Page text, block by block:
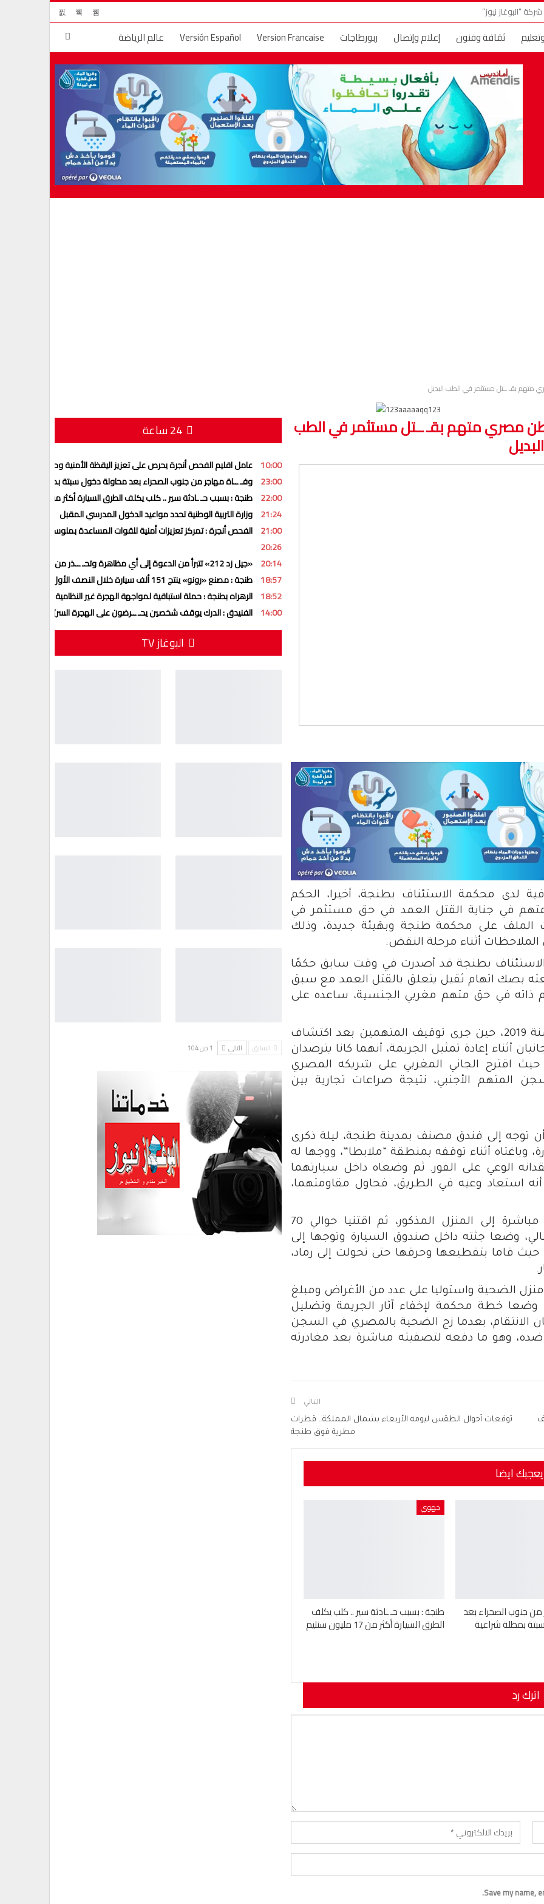
“البوغاز نيوز”
ثقافة وفنون إعلام وإتصال ربورطاجات Version Francaise
Versión Español
عالم الرياضة
وأماني
حديث الصورة البوغاز TV إعلانات عقارية حول العالم الجريمة والعقاب
قضايا المجتمع
خارج الحدود فسحة الصيف عالم الموضة والجمال
متهم بقـ ــتل مستثمر في الطب البديل
مصري متهم بقـ ــتل مستثمر في الطب
البديل
لدى محكمة الاستئناف بطنجة، أخيرا، الحكم
متهم في جناية القتل العمد في حق مستثمر في
الملف على محكمة طنجة وبهَيئة جديدة، وذلك
أثناء مرحلة النقض.
الاستئناف بطنجة قد أصدرت في وقت سابق حكمًا
بصك اتهام ثقيل يتعلق بالقتل العمد مع سبق
ذاته في حق متهم مغربي الجنسية، ساعده على
وتعود تفاصيل هذه الجريمة البشعة إلى سنة 2019، حين جرى توقيف المتهمين بعد اكتشاف
إعادة تمثيل الجريمة، أنهما كانا يترصدان
حيث اقترح الجاني المغربي على شريكه المصري
المتهم الأجنبي، نتيجة صراعات تجارية بين
توجه إلى فندق مصنف بمدينة طنجة، ليلة ذكرى
استأجرا سيارة، وباغتاه أثناء توقفه بمنطقة “ملابطا”، ووجها له
الوعي على الفور. ثم وضعاه داخل سيارتهما
استعاد وعيه في الطريق، فحاول مقاومتهما،
وتبعًا لذلك، كشف المتهمان أنهما نقلاه مباشرة إلى المنزل المذكور، ثم اقتنيا حوالي 70
وضعا جثته داخل صندوق السيارة وتوجها إلى
حيث قاما بتقطيعها وحرقها حتى تحولت إلى رماد،
الضحية واستوليا على عدد من الأغراض ومبلغ
وضعا خطة محكمة لإخفاء آثار الجريمة وتضليل
الانتقام، بعدما زج الضحية بالمصري في السجن
وهو ما دفعه لتصفيته مباشرة بعد مغادرته
التالي
توقعات أحوال الطقس ليومه الأربعاء بشمال المملكة.. قطرات
مطرية فوق طنجة
ايضا
من جنوب الصحراء بعد
بمظلة شراعية
جهوي
طنجة : بسبب حـ ـادثة سير .. كلب يكلف
الطرق السيارة أكثر من 17 مليون سنتيم
اترك رد
بريدك الإلكتروني.
Save my name,
10:00 عامل اقليم الفحص أنجرة يحرص على تعزيز اليقظة الأمنية وحماية المجتمع
23:00 وفـ ــاة مهاجر من جنوب الصحراء بعد محاولة دخول سبتة بمظلة شراعية
22:00 طنجة : بسبب حـ ـادثة سير .. كلب يكلف الطرق السيارة أكثر من 17 مليون سنتيم
21:24 وزارة التربية الوطنية تحدد مواعيد الدخول المدرسي المقبل
21:00 الفحص أنجرة : تمركز تعزيزات أمنية للقوات المساعدة بملوسة للاستجابة
20:26
20:14 «جيل زد 212» تتبرأ من الدعوة إلى أي مظاهرة وتحـ ــذر من منشورات وهمية
18:57 طنجة : مصنع «رونو» ينتج 151 ألف سيارة خلال النصف الأول من 2026
18:52 الرهراه بطنجة : حملة استباقية لمواجهة الهجرة غير النظامية تنفيذا لتعليمات
14:00 الفنيدق : الدرك يوقف شخصين يحـ ــرضون على الهجرة السريّة عبر تطبيق
البوغاز TV
السابق التالي 1 من 104